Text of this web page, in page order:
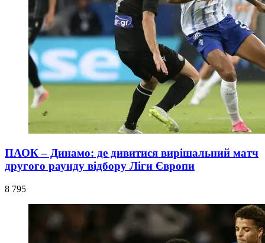
ПАОК – Динамо: де дивитися вирішальний матч
другого раунду відбору Ліги Європи
8 795